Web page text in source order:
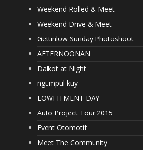
Weekend Rolled & Meet
Weekend Drive & Meet
Gettinlow Sunday Photoshoot
AFTERNOONAN
Dalkot at Night
ngumpul kuy
LOWFITMENT DAY
Auto Project Tour 2015
Event Otomotif
Meet The Community